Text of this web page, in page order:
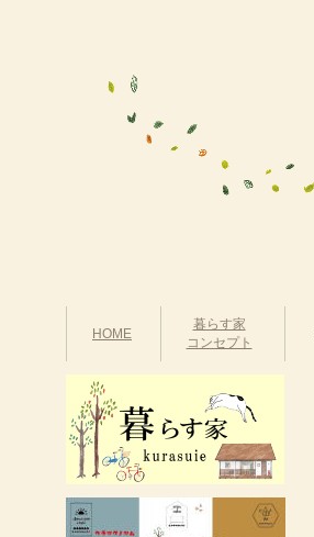
HOME
暮らす家
コンセプト